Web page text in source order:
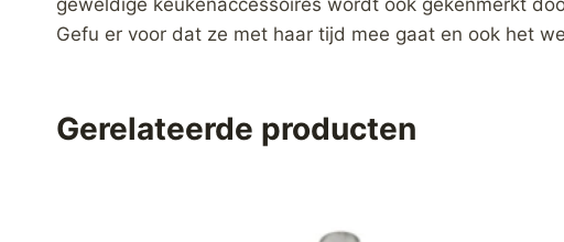
geweldige keukenaccessoires wordt ook gekenmerkt
Gefu er voor dat ze met haar tijd mee gaat en ook het
Gerelateerde producten